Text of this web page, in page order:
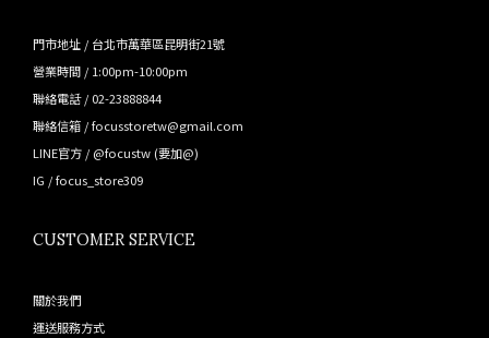
門市地址 / 台北市萬華區昆明街21號
營業時間 / 1:00pm-10:00pm
聯絡電話 / 02-23888844
聯絡信箱 / focusstoretw@gmail.com
LINE官方 / @focustw (要加@)
IG /focus_store309
CUSTOMER SERVICE
關於我們
運送服務方式